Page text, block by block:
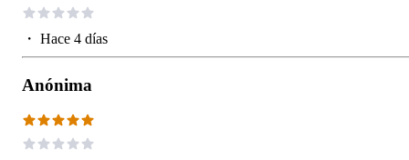
・ Hace 4 días
Anónima